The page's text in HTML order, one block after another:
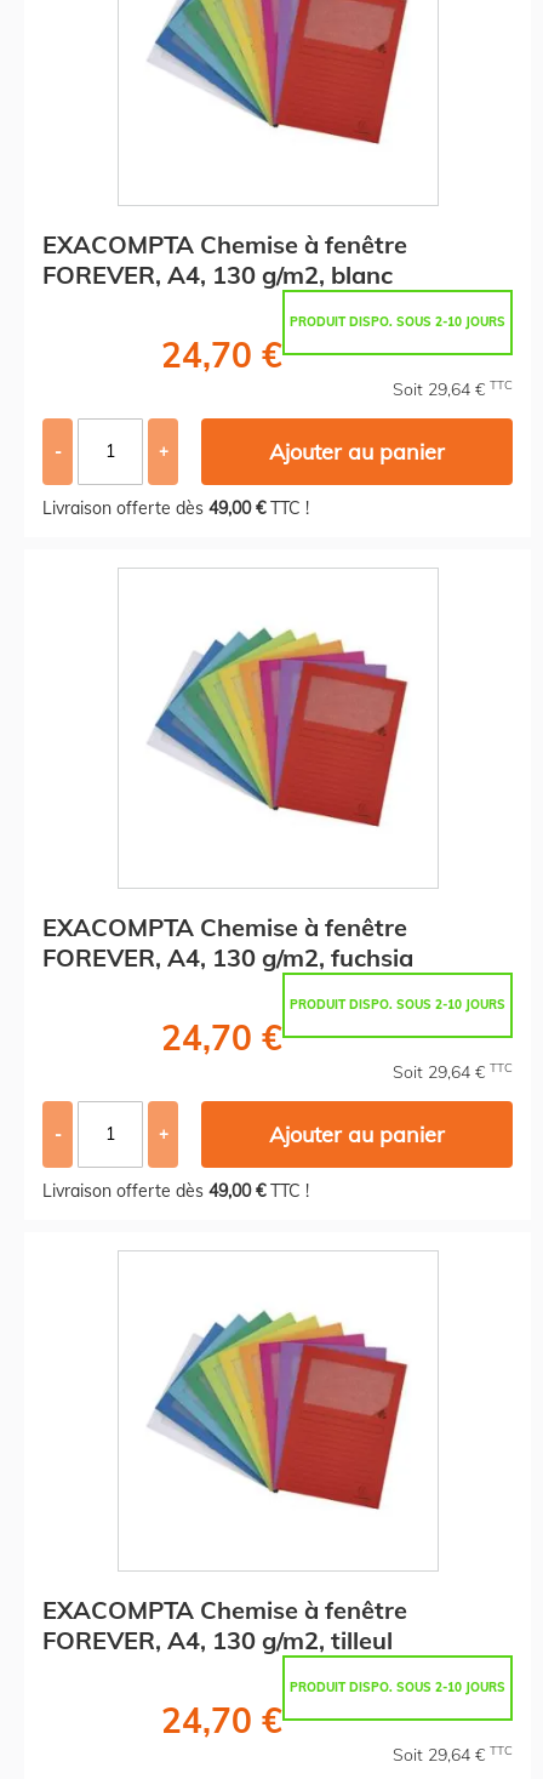
EXACOMPTA Chemise à fenêtre
FOREVER, A4, 130 g/m2, blanc
PRODUIT DISPO. SOUS 2-10 JOURS
24,70 €
Soit 29,64 € TTC
- + Ajouter au panier
Livraison offerte dès 49,00 €TTC !
EXACOMPTA Chemise à fenêtre
FOREVER, A4, 130 g/m2, fuchsia
PRODUIT DISPO. SOUS 2-10 JOURS
24,70 €
Soit 29,64 € TTC
- + Ajouter au panier
Livraison offerte dès 49,00 €TTC !
EXACOMPTA Chemise à fenêtre
FOREVER, A4, 130 g/m2, tilleul
PRODUIT DISPO. SOUS 2-10 JOURS
24,70 €
Soit 29,64 € TTC